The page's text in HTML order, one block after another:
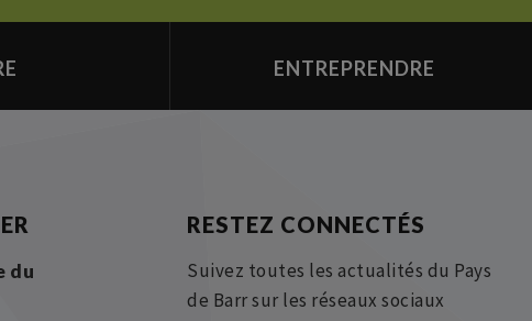
ENTREPRENDRE
du
RESTEZ CONNECTÉS
Suivez toutes les actualités du Pays
de Barr sur les réseaux sociaux